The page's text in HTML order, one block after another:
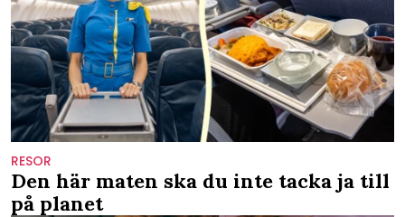
RESOR
Den här maten ska du inte tacka ja till
på planet